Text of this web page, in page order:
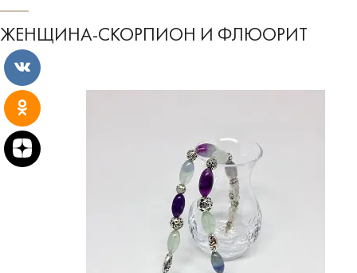
ЖЕНЩИНА-СКОРПИОН И ФЛЮОРИТ